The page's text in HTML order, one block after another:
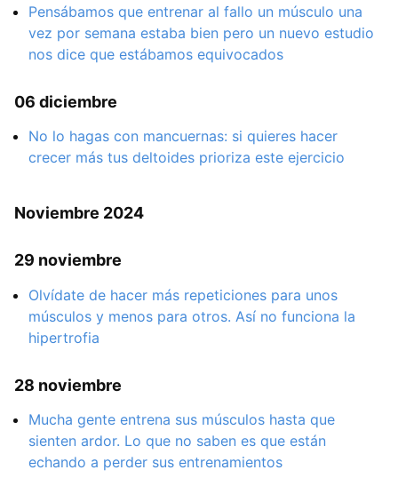
Pensábamos que entrenar al fallo un músculo una
vez por semana estaba bien pero un nuevo estudio
nos dice que estábamos equivocados
06 diciembre
No lo hagas con mancuernas: si quieres hacer
crecer más tus deltoides prioriza este ejercicio
Noviembre 2024
29 noviembre
Olvídate de hacer más repeticiones para unos
músculos y menos para otros. Así no funciona la
hipertrofia
28 noviembre
Mucha gente entrena sus músculos hasta que
sienten ardor. Lo que no saben es que están
echando a perder sus entrenamientos